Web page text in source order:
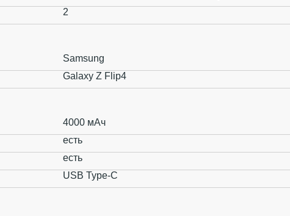
2
Samsung
Galaxy Z Flip4
4000 мАч
есть
есть
USB Type-C